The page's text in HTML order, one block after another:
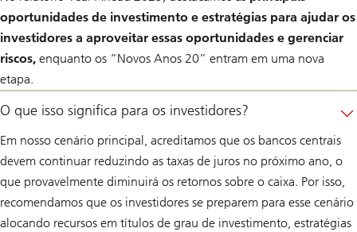
oportunidades de investimento e estratégias para ajudar os
investidores a aproveitar essas oportunidades e gerenciar
riscos, enquanto os “Novos Anos 20” entram em uma nova
etapa.
O que isso significa para os investidores?
Em nosso cenário principal, acreditamos que os bancos centrais
devem continuar reduzindo as taxas de juros no próximo ano, o
que provavelmente diminuirá os retornos sobre o caixa. Por isso,
recomendamos que os investidores se preparem para esse cenário
alocando recursos em títulos de grau de investimento, estratégias